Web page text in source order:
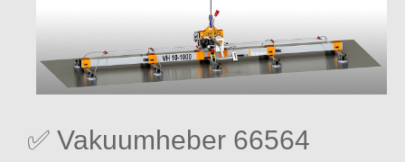
✅ Vakuumheber 66564